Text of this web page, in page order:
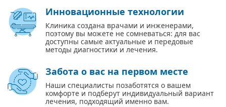
Инновационные технологии
Клиника создана врачами и инженерами,
поэтому вы можете не сомневаться: для вас
доступны самые актуальные и передовые
методы диагностики и лечения.
Забота о вас на первом месте
Наши специалисты позаботятся о вашем
комфорте и подберут индивидуальный вариант
лечения, подходящий именно вам.